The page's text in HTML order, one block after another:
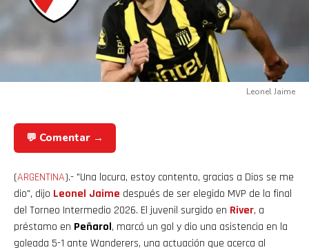
Leonel Jaime
💬 Comentar →
(ARGENTINA).- "Una locura, estoy contento, gracias a Dios se me
dio", dijo Leonel Jaime después de ser elegido MVP de la final
del Torneo Intermedio 2026. El juvenil surgido en River, a
préstamo en Peñarol, marcó un gol y dio una asistencia en la
goleada 5-1 ante Wanderers, una actuación que acerca al